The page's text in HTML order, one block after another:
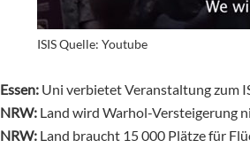
ISIS Quelle: Youtube
Essen: Uni verbietet Veranstaltung zum
NRW: Land wird Warhol-Versteigerung
NRW: Land braucht 15 000 Plätze für